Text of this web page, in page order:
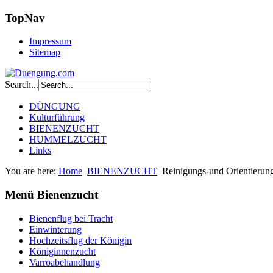
TopNav
Impressum
Sitemap
Search...
DÜNGUNG
Kulturführung
BIENENZUCHT
HUMMELZUCHT
Links
You are here: Home BIENENZUCHT Reinigungs-und
Menü Bienenzucht
Bienenflug bei Tracht
Einwinterung
Hochzeitsflug der Königin
Königinnenzucht
Varroabehandlung